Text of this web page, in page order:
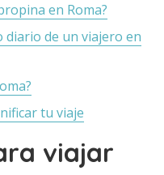
en Roma?
diario de un viajero en
tu viaje
viajar